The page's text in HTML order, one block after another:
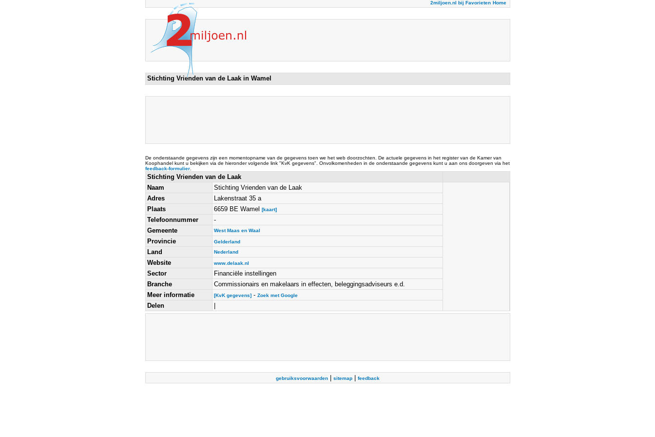
2miljoen.nl bij Favorieten Home
Stichting Vrienden van de Laak in Wamel
De onderstaande gegevens zijn een momentopname van de gegevens toen we het web doorzochten. De actuele gegevens in het register van de Kamer van
Koophandel kunt u bekijken via de hieronder volgende link "KvK gegevens". Onvolkomenheden in de onderstaande gegevens kunt u aan ons doorgeven via het
feedback-formulier.
Stichting Vrienden van de Laak
Naam
Stichting Vrienden van de Laak
Adres
Lakenstraat 35 a
Plaats
6659 BE Wamel [kaart]
Telefoonnummer
-
Gemeente
West Maas en Waal
Provincie Gelderland
Land Nederland
Website www.delaak.nl
Sector
Financiële instellingen
Branche
Commissionairs en makelaars in effecten, beleggingsadviseurs e.d.
Meer informatie
[KvK gegevens]- Zoek met Google
Delen
gebruiksvoorwaarden| sitemap| feedback